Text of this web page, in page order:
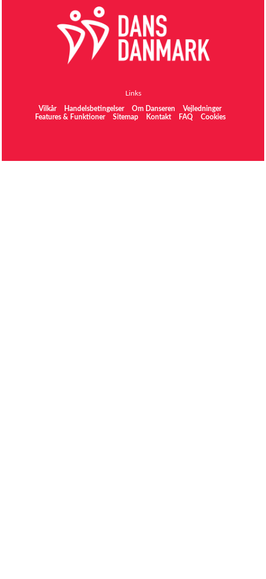
Links
Vilkår Handelsbetingelser Om Danseren
Vejledninger
Features & Funktioner
Sitemap Kontakt FAQ Cookies